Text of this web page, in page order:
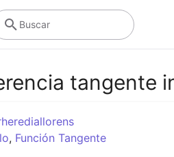
Buscar
tangente
, Función Tangente